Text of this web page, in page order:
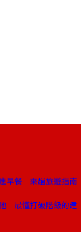
早餐 來趟旅遊指南
最懂打破階級的建